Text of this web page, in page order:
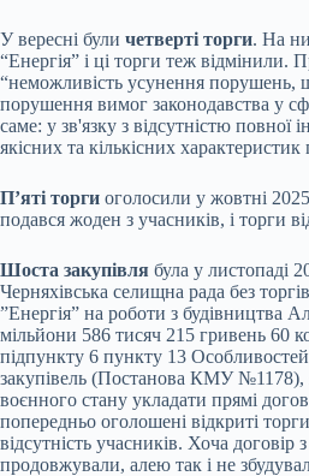
У вересні були четверті торги. На
“Енергія” і ці торги теж відмінили.
“неможливість усунення порушень,
порушення вимог законодавства у
саме: у зв'язку з відсутністю повної
якісних та кількісних характеристик
П’яті торги оголосили у жовтні
подався жоден з учасників, і торги
Шоста закупівля була у листопаді
Черняхівська селищна рада без
”Енергія” на роботи з будівництва
мільйони 586 тисяч 215 гривень 60
підпункту 6 пункту 13
закупівель (Постанова КМУ №1178),
воєнного стану укладати прямі
попередньо оголошені відкриті
відсутність учасників. Хоча договір
продовжували, алею так і не